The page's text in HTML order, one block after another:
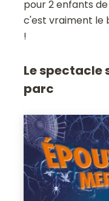
pour 2 enfants de
c'est vraiment le
!
Le spectacle
parc